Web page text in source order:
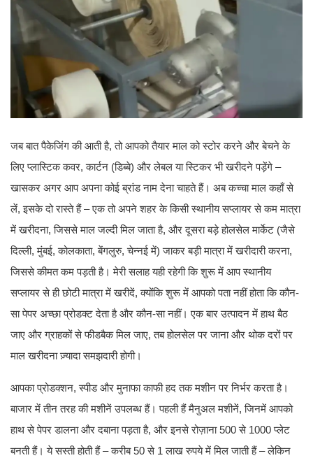
जब बात पैकेजिंग की आती है, तो आपको तैयार माल को स्टोर करने और बेचने के
लिए प्लास्टिक कवर, कार्टन (डिब्बे) और लेबल या स्टिकर भी खरीदने पड़ेंगे –
खासकर अगर आप अपना कोई ब्रांड नाम देना चाहते हैं। अब कच्चा माल कहाँ से
लें, इसके दो रास्ते हैं – एक तो अपने शहर के किसी स्थानीय सप्लायर से कम मात्रा
में खरीदना, जिससे माल जल्दी मिल जाता है, और दूसरा बड़े होलसेल मार्केट (जैसे
दिल्ली, मुंबई, कोलकाता, बेंगलुरु, चेन्नई में) जाकर बड़ी मात्रा में खरीदारी करना,
जिससे कीमत कम पड़ती है। मेरी सलाह यही रहेगी कि शुरू में आप स्थानीय
सप्लायर से ही छोटी मात्रा में खरीदें, क्योंकि शुरू में आपको पता नहीं होता कि कौन-
सा पेपर अच्छा प्रोडक्ट देता है और कौन-सा नहीं। एक बार उत्पादन में हाथ बैठ
जाए और ग्राहकों से फीडबैक मिल जाए, तब होलसेल पर जाना और थोक दरों पर
माल खरीदना ज़्यादा समझदारी होगी।
आपका प्रोडक्शन, स्पीड और मुनाफा काफी हद तक मशीन पर निर्भर करता है।
बाजार में तीन तरह की मशीनें उपलब्ध हैं। पहली हैं मैनुअल मशीनें, जिनमें आपको
हाथ से पेपर डालना और दबाना पड़ता है, और इनसे रोज़ाना 500 से 1000 प्लेट
बनती हैं। ये सस्ती होती हैं – करीब 50 से 1 लाख रुपये में मिल जाती हैं – लेकिन